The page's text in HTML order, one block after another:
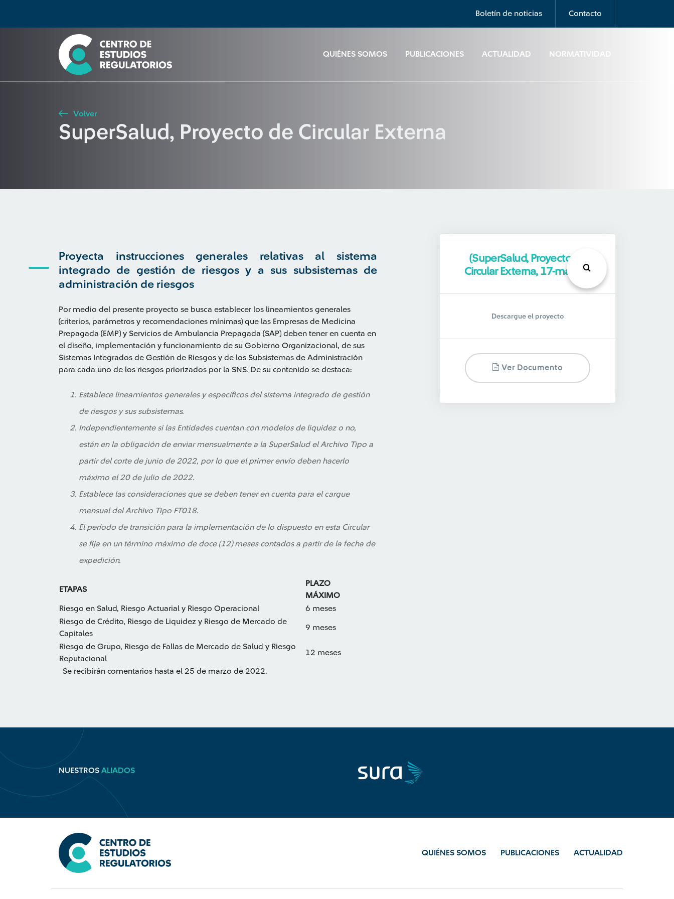
Boletín de noticias Contacto
QUIÉNES SOMOS PUBLICACIONES ACTUALIDAD NORMATIVIDAD
Seleccione país
Buscar
Volver
SuperSalud, Proyecto de Circular Externa
Proyecta instrucciones generales relativas al sistema
integrado de gestión de riesgos y a sus subsistemas de
administración de riesgos
Por medio del presente proyecto se busca establecer los lineamientos generales
(criterios, parámetros y recomendaciones mínimas) que las Empresas de Medicina
Prepagada (EMP) y Servicios de Ambulancia Prepagada (SAP) deben tener en cuenta en
el diseño, implementación y funcionamiento de su Gobierno Organizacional, de sus
Sistemas Integrados de Gestión de Riesgos y de los Subsistemas de Administración
para cada uno de los riesgos priorizados por la SNS. De su contenido se destaca:
Establece lineamientos generales y específicos del sistema integrado de gestión
de riesgos y sus subsistemas.
Independientemente si las Entidades cuentan con modelos de liquidez o no,
están en la obligación de enviar mensualmente a la SuperSalud el Archivo Tipo a
partir del corte de junio de 2022, por lo que el primer envío deben hacerlo
máximo el 20 de julio de 2022.
Establece las consideraciones que se deben tener en cuenta para el cargue
mensual del Archivo Tipo FT018.
El período de transición para la implementación de lo dispuesto en esta Circular
se fija en un término máximo de doce (12) meses contados a partir de la fecha de
expedición.
ETAPAS
PLAZO
MÁXIMO
Riesgo en Salud, Riesgo Actuarial y Riesgo Operacional
6 meses
Riesgo de Crédito, Riesgo de Liquidez y Riesgo de Mercado de
Capitales
9 meses
Riesgo de Grupo, Riesgo de Fallas de Mercado de Salud y Riesgo
Reputacional
12 meses
Se recibirán comentarios hasta el 25 de marzo de 2022.
(SuperSalud, Proyecto de
Circular Externa, 17-mar-22)
Descargue el proyecto
Ver Documento
NUESTROS ALIADOS
QUIÉNES SOMOS PUBLICACIONES ACTUALIDAD